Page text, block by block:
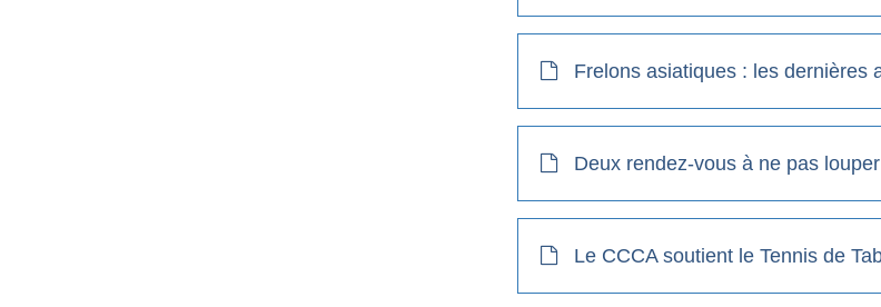
Frelons asiatiques : les dernières
Deux rendez-vous à ne pas louper
Le CCCA soutient le Tennis de